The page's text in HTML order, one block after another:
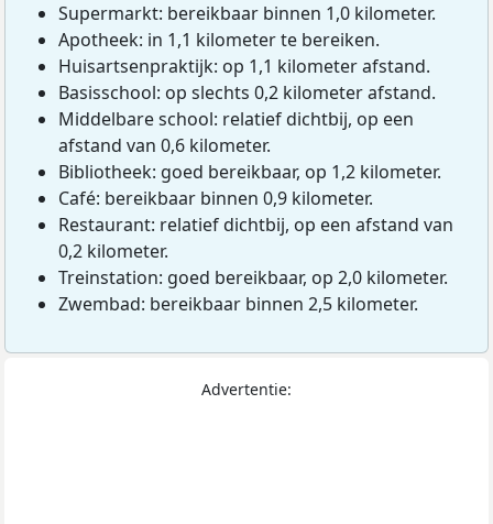
Supermarkt: bereikbaar binnen 1,0 kilometer.
Apotheek: in 1,1 kilometer te bereiken.
Huisartsenpraktijk: op 1,1 kilometer afstand.
Basisschool: op slechts 0,2 kilometer afstand.
Middelbare school: relatief dichtbij, op een
afstand van 0,6 kilometer.
Bibliotheek: goed bereikbaar, op 1,2 kilometer.
Café: bereikbaar binnen 0,9 kilometer.
Restaurant: relatief dichtbij, op een afstand van
0,2 kilometer.
Treinstation: goed bereikbaar, op 2,0 kilometer.
Zwembad: bereikbaar binnen 2,5 kilometer.
Advertentie: